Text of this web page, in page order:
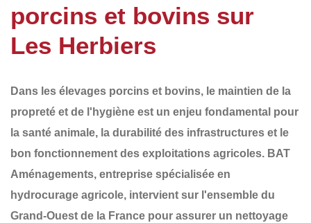
porcins et bovins sur
Les Herbiers
Dans les élevages porcins et bovins, le maintien de la
propreté et de l'hygiène est un enjeu fondamental pour
la santé animale, la durabilité des infrastructures et le
bon fonctionnement des exploitations agricoles. BAT
Aménagements, entreprise spécialisée en
hydrocurage agricole, intervient sur l'ensemble du
Grand-Ouest de la France pour assurer un nettoyage